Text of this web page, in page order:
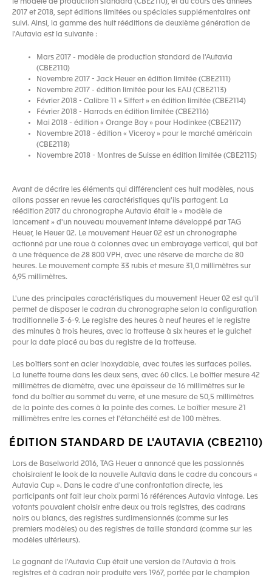
le modèle de production standard (CBE2110), et au cours des années
2017 et 2018, sept éditions limitées ou spéciales supplémentaires ont
suivi. Ainsi, la gamme des huit rééditions de deuxième génération de
l'Autavia est la suivante :
Mars 2017 - modèle de production standard de l'Autavia
(CBE2110)
Novembre 2017 - Jack Heuer en édition limitée (CBE2111)
Novembre 2017 - édition limitée pour les EAU (CBE2113)
Février 2018 - Calibre 11 « Siffert » en édition limitée (CBE2114)
Février 2018 - Harrods en édition limitée (CBE2116)
Mai 2018 - édition « Orange Boy » pour Hodinkee (CBE2117)
Novembre 2018 - édition « Viceroy » pour le marché américain
(CBE2118)
Novembre 2018 - Montres de Suisse en édition limitée (CBE2115)
Avant de décrire les éléments qui différencient ces huit modèles, nous
allons passer en revue les caractéristiques qu'ils partagent. La
réédition 2017 du chronographe Autavia était le « modèle de
lancement » d'un nouveau mouvement interne développé par TAG
Heuer, le Heuer 02. Le mouvement Heuer 02 est un chronographe
actionné par une roue à colonnes avec un embrayage vertical, qui bat
à une fréquence de 28 800 VPH, avec une réserve de marche de 80
heures. Le mouvement compte 33 rubis et mesure 31,0 millimètres sur
6,95 millimètres.
L'une des principales caractéristiques du mouvement Heuer 02 est qu'il
permet de disposer le cadran du chronographe selon la configuration
traditionnelle 3-6-9. Le registre des heures à neuf heures et le registre
des minutes à trois heures, avec la trotteuse à six heures et le guichet
pour la date placé au bas du registre de la trotteuse.
Les boîtiers sont en acier inoxydable, avec toutes les surfaces polies.
La lunette tourne dans les deux sens, avec 60 clics. Le boîtier mesure 42
millimètres de diamètre, avec une épaisseur de 16 millimètres sur le
fond du boîtier au sommet du verre, et une mesure de 50,5 millimètres
de la pointe des cornes à la pointe des cornes. Le boîtier mesure 21
millimètres entre les cornes et l'étanchéité est de 100 mètres.
ÉDITION STANDARD DE L'AUTAVIA (CBE2110)
Lors de Baselworld 2016, TAG Heuer a annoncé que les passionnés
choisiraient le look de la nouvelle Autavia dans le cadre du concours «
Autavia Cup ». Dans le cadre d'une confrontation directe, les
participants ont fait leur choix parmi 16 références Autavia vintage. Les
votants pouvaient choisir entre deux ou trois registres, des cadrans
noirs ou blancs, des registres surdimensionnés (comme sur les
premiers modèles) ou des registres de taille standard (comme sur les
modèles ultérieurs).
Le gagnant de l'Autavia Cup était une version de l'Autavia à trois
registres et à cadran noir produite vers 1967, portée par le champion